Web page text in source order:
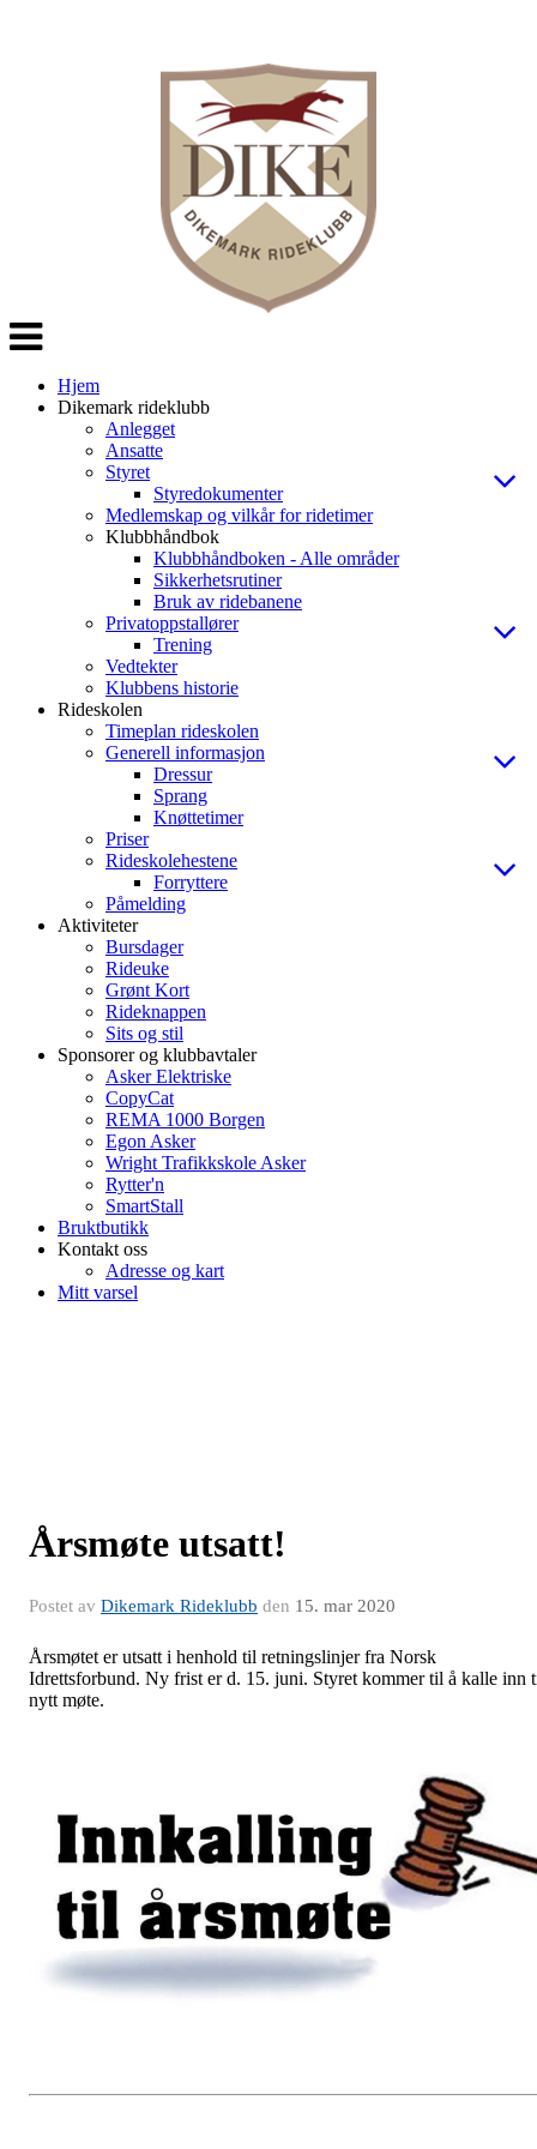
Veksle
navigasjon
Hjem
Dikemark rideklubb
Anlegget
Ansatte
Styret
Styredokumenter
Medlemskap og vilkår for ridetimer
Klubbhåndbok
Klubbhåndboken - Alle områder
Sikkerhetsrutiner
Bruk av ridebanene
Privatoppstallører
Trening
Vedtekter
Klubbens historie
Rideskolen
Timeplan rideskolen
Generell informasjon
Dressur
Sprang
Knøttetimer
Priser
Rideskolehestene
Forryttere
Påmelding
Aktiviteter
Bursdager
Rideuke
Grønt Kort
Rideknappen
Sits og stil
Sponsorer og klubbavtaler
Asker Elektriske
CopyCat
REMA 1000 Borgen
Egon Asker
Wright Trafikkskole Asker
Rytter'n
SmartStall
Bruktbutikk
Kontakt oss
Adresse og kart
Mitt varsel
Årsmøte utsatt!
Postet av Dikemark Rideklubb den 15. mar 2020
Årsmøtet er utsatt i henhold til retningslinjer fra Norsk
Idrettsforbund. Ny frist er d. 15. juni. Styret kommer til å kalle inn
nytt møte.